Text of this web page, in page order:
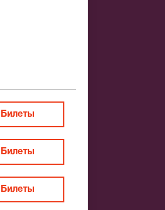
Билеты
Билеты
Билеты